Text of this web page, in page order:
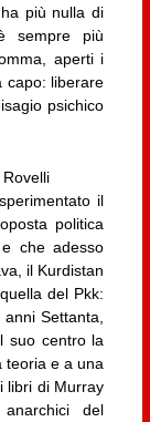
più nulla di
sempre più
aperti i
capo: liberare
psichico
il
politica
che adesso
il Kurdistan
del Pkk:
Settanta,
suo centro la
teoria e a una
libri di Murray
del